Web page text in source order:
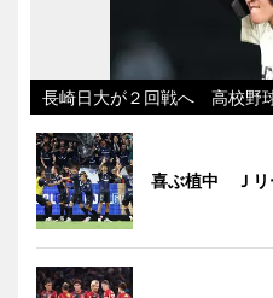
長崎日大が２回戦へ 高校野
喜ぶ植中 Ｊリ